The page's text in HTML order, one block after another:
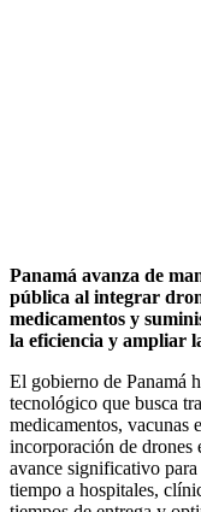
Panamá avanza de
pública al integrar
medicamentos y
la eficiencia y ampliar
El gobierno de Panamá
tecnológico que busca
medicamentos, vacunas
incorporación de drones
avance significativo
tiempo a hospitales,